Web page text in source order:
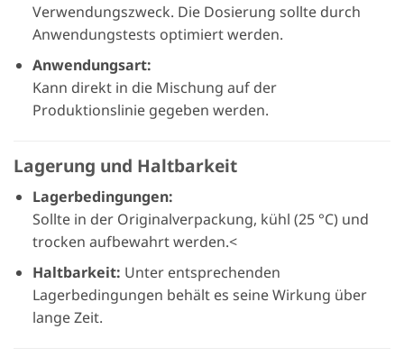
Verwendungszweck. Die Dosierung sollte durch
Anwendungstests optimiert werden.
Anwendungsart:
Kann direkt in die Mischung auf der
Produktionslinie gegeben werden.
Lagerung und Haltbarkeit
Lagerbedingungen:
Sollte in der Originalverpackung, kühl (25 °C) und
trocken aufbewahrt werden.<
Haltbarkeit: Unter entsprechenden
Lagerbedingungen behält es seine Wirkung über
lange Zeit.